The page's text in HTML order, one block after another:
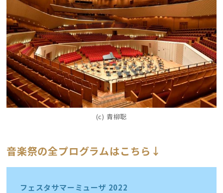
(c) 青柳聡
音楽祭の全プログラムはこちら↓
フェスタサマーミューザ 2022